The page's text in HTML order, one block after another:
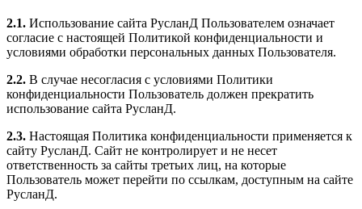
2.1. Использование сайта РусланД Пользователем означает
согласие с настоящей Политикой конфиденциальности и
условиями обработки персональных данных Пользователя.
2.2. В случае несогласия с условиями Политики
конфиденциальности Пользователь должен прекратить
использование сайта РусланД.
2.3. Настоящая Политика конфиденциальности применяется к
сайту РусланД. Сайт не контролирует и не несет
ответственность за сайты третьих лиц, на которые
Пользователь может перейти по ссылкам, доступным на сайте
РусланД.